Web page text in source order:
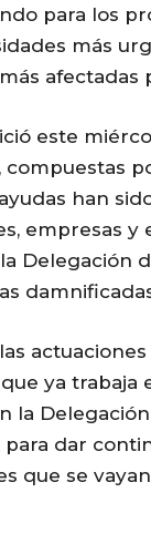
para los
más
afectadas
este
han
empresas y
Delegación
ya trabaja
la
dar
que se